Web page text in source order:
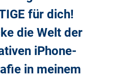
für dich!
die Welt der
iPhone-
in meinem